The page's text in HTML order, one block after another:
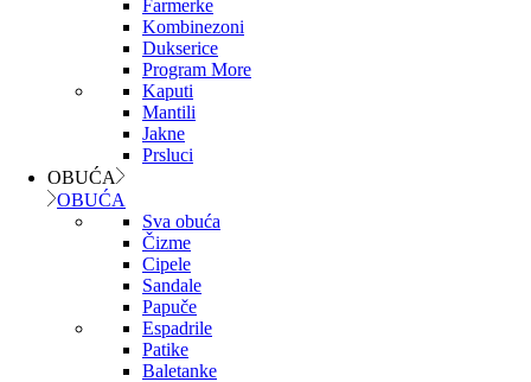
Farmerke
Kombinezoni
Dukserice
Program More
Kaputi
Mantili
Jakne
Prsluci
OBUĆA
OBUĆA
Sva obuća
Čizme
Cipele
Sandale
Papuče
Espadrile
Patike
Baletanke